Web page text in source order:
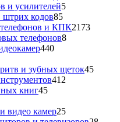
и усилителей55
штрих кодов8585
товаров
и КПК21732173
телефонов88
440440
и зубных щеток4545
412
книг4545
видео камер2525